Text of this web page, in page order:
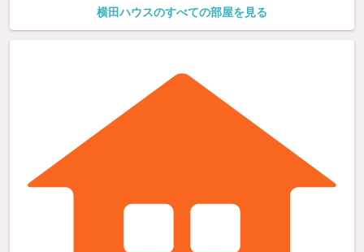
横田ハウスのすべての部屋を見る